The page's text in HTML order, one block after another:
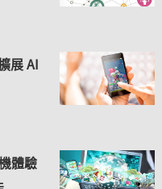
展 AI
體驗